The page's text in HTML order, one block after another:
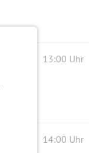
13:00 Uhr
14:00 Uhr